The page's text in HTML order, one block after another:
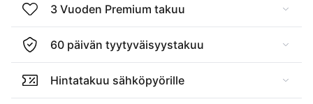
3 Vuoden Premium takuu
60 päivän tyytyväisyystakuu
Hintatakuu sähköpyörille